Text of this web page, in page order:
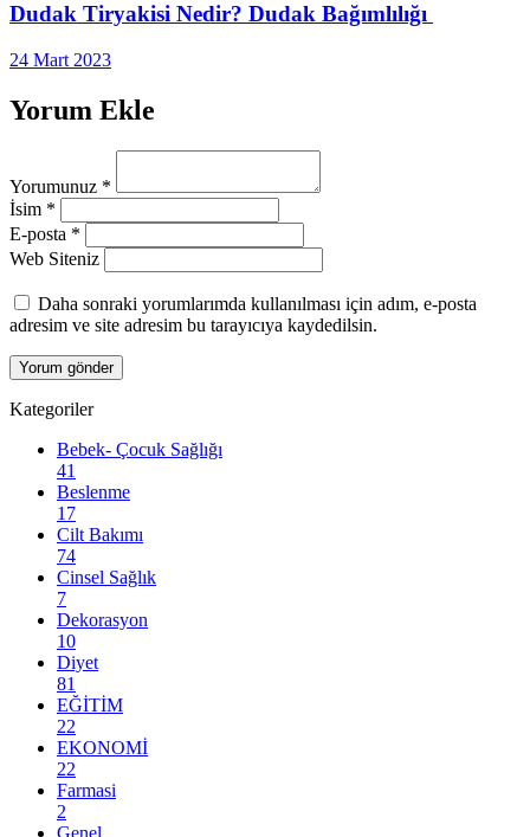
Dudak Tiryakisi Nedir? Dudak Bağımlılığı
24 Mart 2023
Yorum Ekle
Yorumunuz *
İsim *
E-posta *
Web Siteniz
Daha sonraki yorumlarımda kullanılması için adım, e-posta
adresim ve site adresim bu tarayıcıya kaydedilsin.
Kategoriler
Bebek- Çocuk Sağlığı
41
Beslenme
17
Cilt Bakımı
74
Cinsel Sağlık
7
Dekorasyon
10
Diyet
81
EĞİTİM
22
EKONOMİ
22
Farmasi
2
Genel